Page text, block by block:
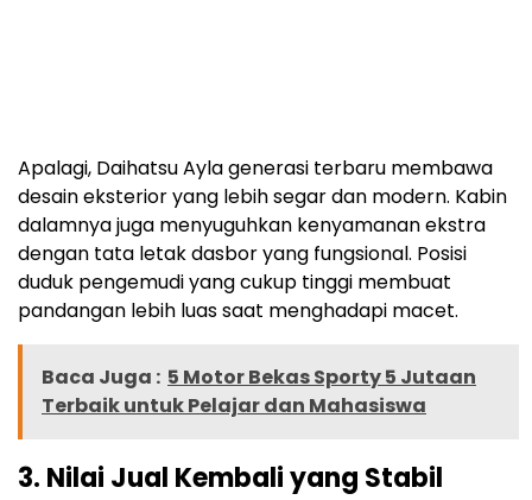
Apalagi, Daihatsu Ayla generasi terbaru membawa
desain eksterior yang lebih segar dan modern. Kabin
dalamnya juga menyuguhkan kenyamanan ekstra
dengan tata letak dasbor yang fungsional. Posisi
duduk pengemudi yang cukup tinggi membuat
pandangan lebih luas saat menghadapi macet.
Baca Juga : 5 Motor Bekas Sporty 5 Jutaan
Terbaik untuk Pelajar dan Mahasiswa
3. Nilai Jual Kembali yang Stabil